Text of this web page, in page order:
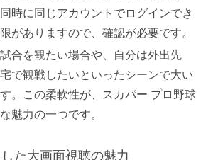
時に同じアカウントでログインでき
がありますので、確認が必要です。
合を観たい場合や、自分は外出先
で観戦したいといったシーンで大い
。この柔軟性が、スカパー プロ野球
魅力の一つです。
た大画面視聴の魅力